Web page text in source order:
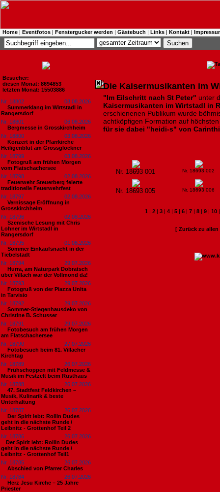
Home | Eventfotos | Fenstergucker werden | Gästebuch | Links | Kontakt |
Besucher:
diesen Monat: 8694853
letzten Monat: 15503886
Nr. 18802
08.08.2026
Summerklang im Wirtstadl in
Rangersdorf
Nr. 18801
06.08.2026
Bergmesse in Grosskirchheim
Nr. 18800
03.08.2026
Konzert in der Pfarrkirche
Heiligenblut am Grossglockner
Nr. 18799
03.08.2026
Fotogruß am frühen Morgen
vom Flatschachersee
Nr. 18798
02.08.2026
Feuerwehr Steuerberg feierte
traditionelle Feuerwehrfest
Nr. 18797
02.08.2026
Vernissage Eröffnung in
Grosskirchheim
Nr. 18796
02.08.2026
Szenische Lesung mit Chris
Lohner im Wirtstadl in
Rangersdorf
Nr. 18795
01.08.2026
Sommer Einkaufsnacht in der
Tiebelstadt
Nr. 18794
29.07.2026
Hurra, am Naturpark Dobratsch
über Villach war der Vollmond da!
Nr. 18793
29.07.2026
Fotogruß von der Piazza Unita
in Tarvisio
Nr. 18792
29.07.2026
Sommer-Stiegenhausdeko von
Christine B. Schusser
Nr. 18791
29.07.2026
Fotobesuch am frühen Morgen
am Flatschachersee
Nr. 18790
27.07.2026
Fotobesuch beim 81. Villacher
Kirchtag
Nr. 18789
26.07.2026
Frühschoppen mit Feldmesse &
Musik im Festzelt beim Rüsthaus
Nr. 18788
26.07.2026
47. Stadtfest Feldkirchen –
Musik, Kulinarik & beste
Unterhaltung
Nr. 18787
26.07.2026
Der Spirit lebt: Rollin Dudes
geht in die nächste Runde /
Leibnitz - Grottenhof Teil 2
Nr. 18786
26.07.2026
​Der Spirit lebt: Rollin Dudes
geht in die nächste Runde /
Leibnitz - Grottenhof Teil1
Nr. 18785
26.07.2026
Abschied von Pfarrer Charles
Nr. 18784
26.07.2026
Herz Jesu Kirche – 25 Jahre
Priester
Die Kaisermusikanten im
"Im Eilschritt nach St Peter" unter
Kaisermusikanten im Wirtstadl in
erschienenen Publikum wurde
achtköpfigen Formation auf
für sie dabei "heidi-s" von
Nr. 18693 001 Nr. 18693 002
Nr. 18693 005 Nr. 18693 006
1 | 2 | 3 | 4 | 5 | 6 | 7 | 8 | 9 | 10
[ Zurück zu